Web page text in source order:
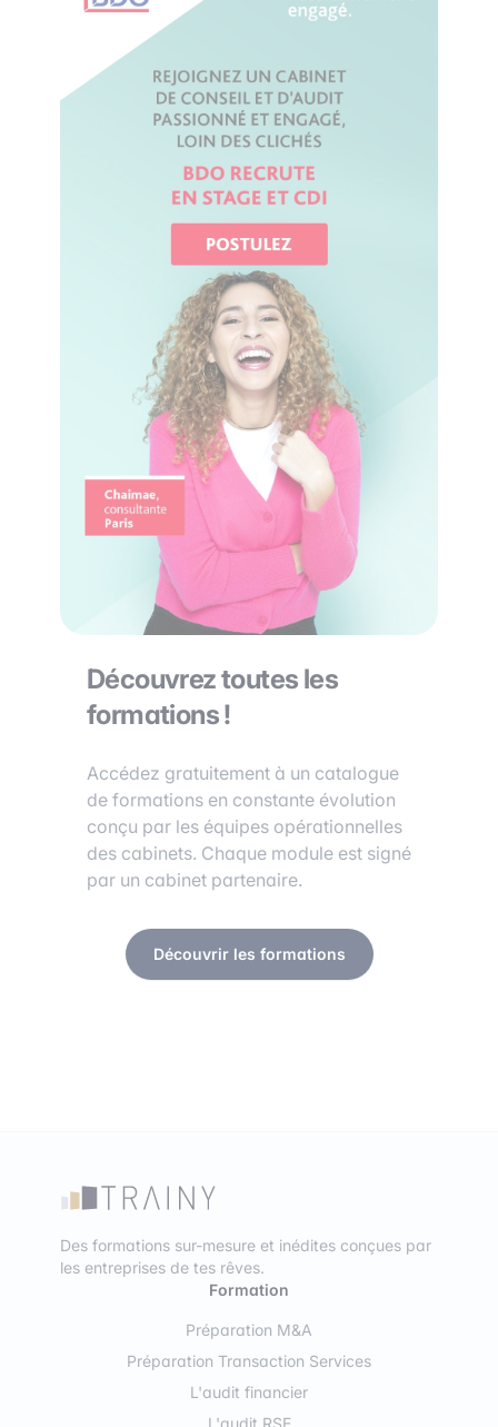
Découvrez toutes les
formations !
Accédez gratuitement à un catalogue
de formations en constante évolution
conçu par les équipes opérationnelles
des cabinets. Chaque module est signé
par un cabinet partenaire.
Découvrir les formations
Des formations sur-mesure et inédites conçues par
les entreprises de tes rêves.
Formation
Préparation M&A
Préparation Transaction Services
L'audit financier